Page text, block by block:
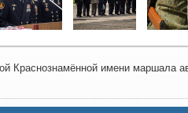
Краснознамённой имени маршала